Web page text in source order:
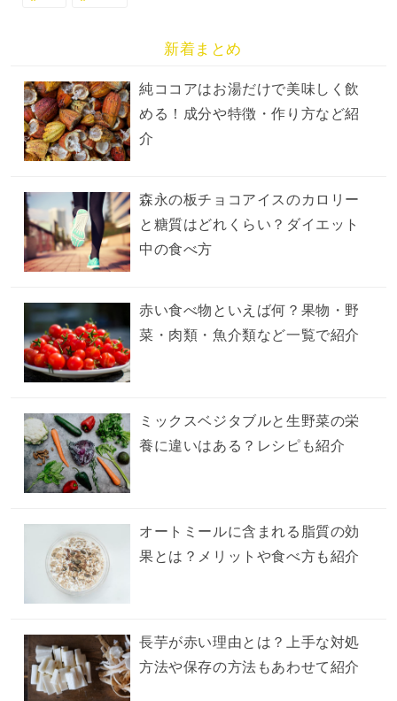
新着まとめ
純ココアはお湯だけで美味しく飲
める！成分や特徴・作り方など紹
介
森永の板チョコアイスのカロリー
と糖質はどれくらい？ダイエット
中の食べ方
赤い食べ物といえば何？果物・野
菜・肉類・魚介類など一覧で紹介
ミックスベジタブルと生野菜の栄
養に違いはある？レシピも紹介
オートミールに含まれる脂質の効
果とは？メリットや食べ方も紹介
長芋が赤い理由とは？上手な対処
方法や保存の方法もあわせて紹介